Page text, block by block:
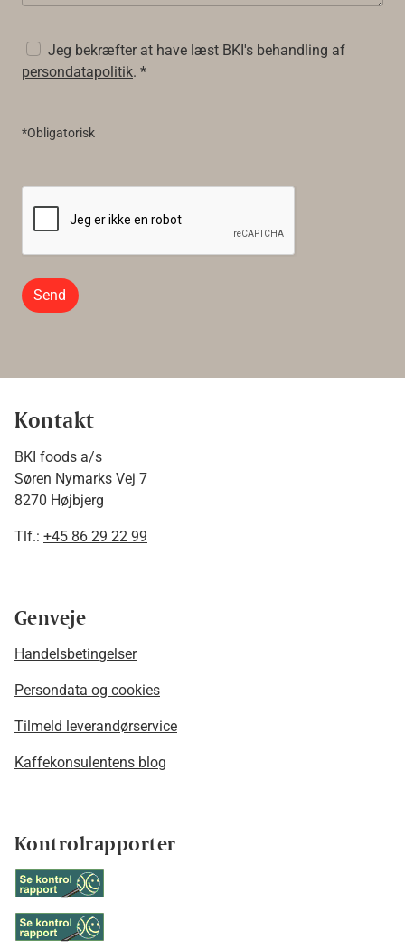
Jeg bekræfter at have læst BKI's behandling af
persondatapolitik. *
*Obligatorisk
Send
Kontakt
BKI foods a/s
Søren Nymarks Vej 7
8270 Højbjerg
Tlf.: +45 86 29 22 99
Genveje
Handelsbetingelser
Persondata og cookies
Tilmeld leverandørservice
Kaffekonsulentens blog
Kontrolrapporter